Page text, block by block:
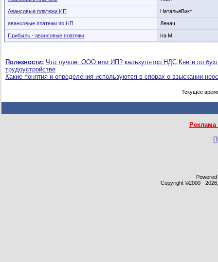
Авансовые платежи ИП НатальяВикт
авансовые платежи по НП Ленач
Прибыль - авансовые платежи Ira M
Полезности: Что лучше: ООО или ИП? калькулятор НДС Книги по
трудоустройстве
Какие понятия и определения используются в спорах о взыскании
Текущее
Copyright ©2000 -